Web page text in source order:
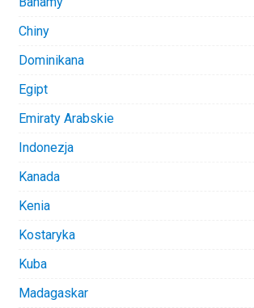
Chiny
Dominikana
Egipt
Emiraty Arabskie
Indonezja
Kanada
Kenia
Kostaryka
Kuba
Madagaskar